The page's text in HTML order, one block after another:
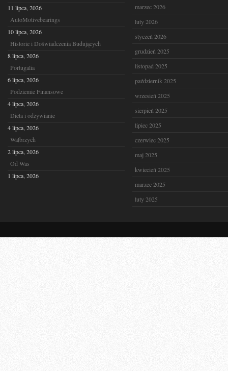
11 lipca, 2026
AutoMotivebearings
10 lipca, 2026
Historie i Doświadczenia Budujących
8 lipca, 2026
Portugalia
6 lipca, 2026
Podziemie Finansowe
4 lipca, 2026
Dieta i odżywianie
4 lipca, 2026
Wałbrzych
2 lipca, 2026
Od Was
1 lipca, 2026
marzec 2026
luty 2026
styczeń 2026
grudzień 2025
listopad 2025
październik 2025
wrzesień 2025
sierpień 2025
lipiec 2025
czerwiec 2025
maj 2025
kwiecień 2025
marzec 2025
luty 2025